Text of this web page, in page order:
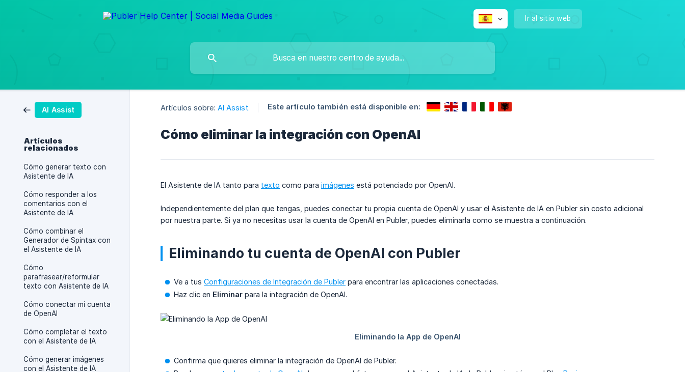
Ir al sitio web
AI Assist
Artículos
relacionados
Cómo generar texto con
Asistente de IA
Cómo responder a los
comentarios con el
Asistente de IA
Cómo combinar el
Generador de Spintax con
el Asistente de IA
Cómo
parafrasear/reformular
texto con Asistente de IA
Cómo conectar mi cuenta
de OpenAI
Cómo completar el texto
con el Asistente de IA
Cómo generar imágenes
con el Asistente de IA
Artículos sobre: AI Assist Este artículo también está disponible en:
Cómo eliminar la integración con OpenAI
El Asistente de IA tanto para texto como para imágenes está potenciado por OpenAI.
Independientemente del plan que tengas, puedes conectar tu propia cuenta de OpenAI y usar el Asistente de IA en Publer sin costo adicional
por nuestra parte. Si ya no necesitas usar la cuenta de OpenAI en Publer, puedes eliminarla como se muestra a continuación.
Eliminando tu cuenta de OpenAI con Publer
Ve a tus Configuraciones de Integración de Publer para encontrar las aplicaciones conectadas.
Haz clic en Eliminar para la integración de OpenAI.
Confirma que quieres eliminar la integración de OpenAI de Publer.